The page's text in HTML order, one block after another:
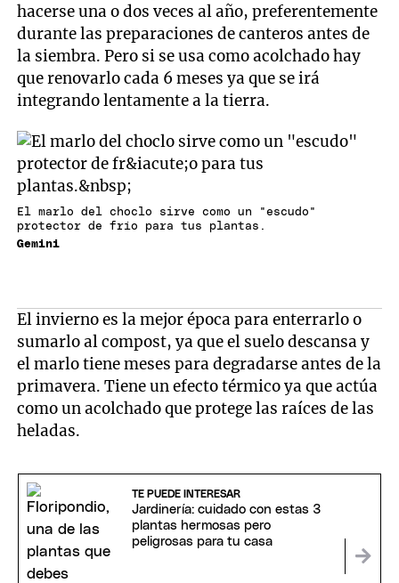
hacerse una o dos veces al año, preferentemente
durante las preparaciones de canteros antes de
la siembra. Pero si se usa como acolchado hay
que renovarlo cada 6 meses ya que se irá
integrando lentamente a la tierra.
El marlo del choclo sirve como un "escudo"
protector de frío para tus plantas.
Gemini
El invierno es la mejor época para enterrarlo o
sumarlo al compost, ya que el suelo descansa y
el marlo tiene meses para degradarse antes de la
primavera. Tiene un efecto térmico ya que actúa
como un acolchado que protege las raíces de las
heladas.
TE PUEDE INTERESAR
Jardinería: cuidado con estas 3
plantas hermosas pero
peligrosas para tu casa